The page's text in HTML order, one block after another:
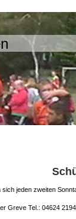
jeden zweiten
Greve Tel.: 04624 2194